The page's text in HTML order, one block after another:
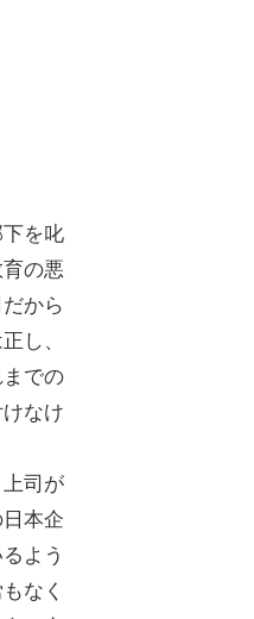
を叱
の悪
から
し、
での
なけ
司が
本企
よう
なく